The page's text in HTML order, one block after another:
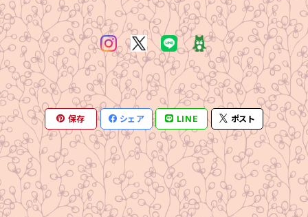
保存 シェア LINE ポスト